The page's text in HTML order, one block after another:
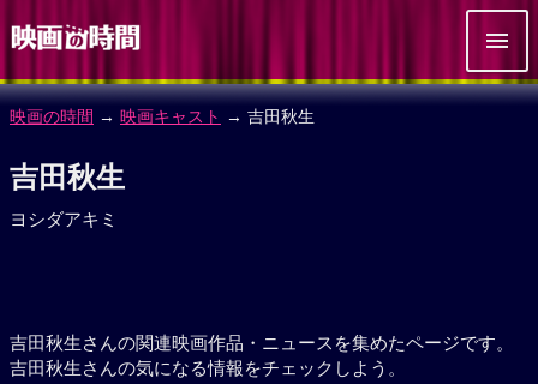
映画の時間 → 映画キャスト → 吉田秋生
吉田秋生
ヨシダアキミ
吉田秋生さんの関連映画作品・ニュースを集めたページです。
吉田秋生さんの気になる情報をチェックしよう。